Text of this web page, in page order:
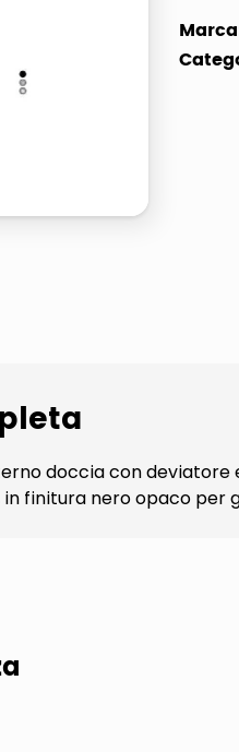
doccia con
finitura nero opaco per